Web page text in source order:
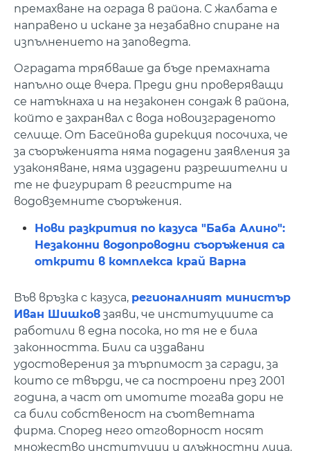
премахване на ограда в района. С жалбата е
направено и искане за незабавно спиране на
изпълнението на заповедта.
Оградата трябваше да бъде премахната
напълно още вчера. Преди дни проверяващи
се натъкнаха и на незаконен сондаж в района,
който е захранвал с вода новоизграденото
селище. От Басейнова дирекция посочиха, че
за съоръженията няма подадени заявления за
узаконяване, няма издадени разрешителни и
те не фигурират в регистрите на
водовземните съоръжения.
Нови разкрития по казуса "Баба Алино":
Незаконни водопроводни съоръжения са
открити в комплекса край Варна
Във връзка с казуса, регионалният министър
Иван Шишков заяви, че институциите са
работили в една посока, но тя не е била
законността. Били са издавани
удостоверения за търпимост за сгради, за
които се твърди, че са построени през 2001
година, а част от имотите тогава дори не
са били собственост на съответната
фирма. Според него отговорност носят
множество институции и длъжностни лица.